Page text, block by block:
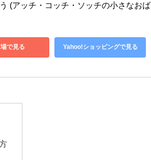
(アッチ・コッチ・ソッチの小さなおば
で見る Yahoo!ショッピングで見る